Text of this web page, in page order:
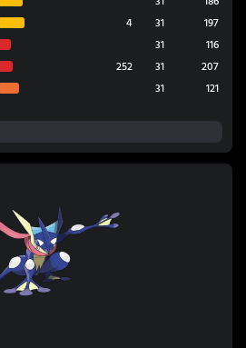
4 31
197
31
116
252 31
207
31 121